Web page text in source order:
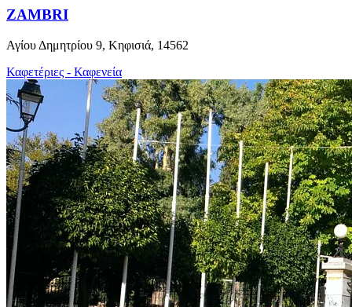
ZAMBRI
Αγίου Δημητρίου 9, Κηφισιά, 14562
Καφετέριες - Καφενεία